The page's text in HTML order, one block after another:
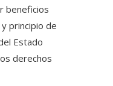
beneficios
principio de
Estado
derechos